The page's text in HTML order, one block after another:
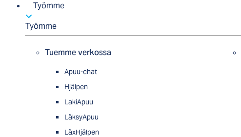
Työmme
Työmme
Tuemme verkossa
Apuu-chat
Hjälpen
LakiApuu
LäksyApuu
LäxHjälpen